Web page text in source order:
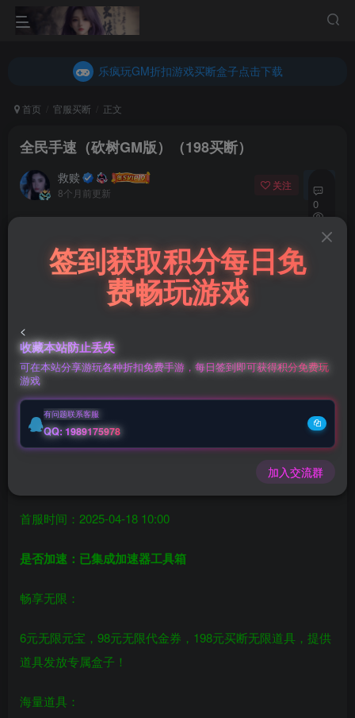
内玩折扣游戏买断盒子点击下载
内玩折扣游戏买断盒子点击下载
首页 官服买断 正文
全民手速（砍树GM版）（198买断）
救赎
8个月前更新
关注 私信
0
23
全民手速（砍树GM版）（198买断）
此内容为免费资源，请登录后查看
登录查看
后台激活码联系客服购买
全民手速（砍树GM版）（198买断）
首服时间：2025-04-18 10:00
是否加速：已集成加速器工具箱
畅享无限：
6元无限元宝，98元无限代金券，198元买断无限道具，提供
道具发放专属盒子！
海量道具：
签到获取积分每日免
费畅玩游戏
<
收藏本站防止丢失
可在本站分享游玩各种折扣免费手游，每日签到即可获得积分免费玩
游戏
有问题联系客服
QQ: 1989175978
加入交流群